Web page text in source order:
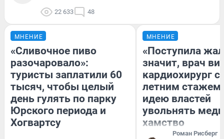
22 633 48
МНЕНИЕ
«Сливочное пиво
разочаровало»:
туристы заплатили 60
тысяч, чтобы целый
день гулять по парку
Юрского периода и
Хогвартсу
МНЕНИЕ
«Поступила
значит, врач
кардиохирург с
летним стажем
идею властей
увольнять
хамство
Роман Рисберг